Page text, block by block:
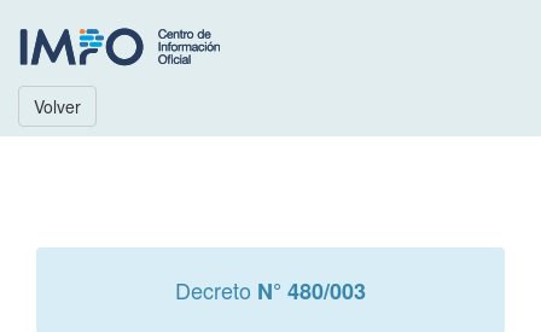
Volver
Decreto N° 480/003